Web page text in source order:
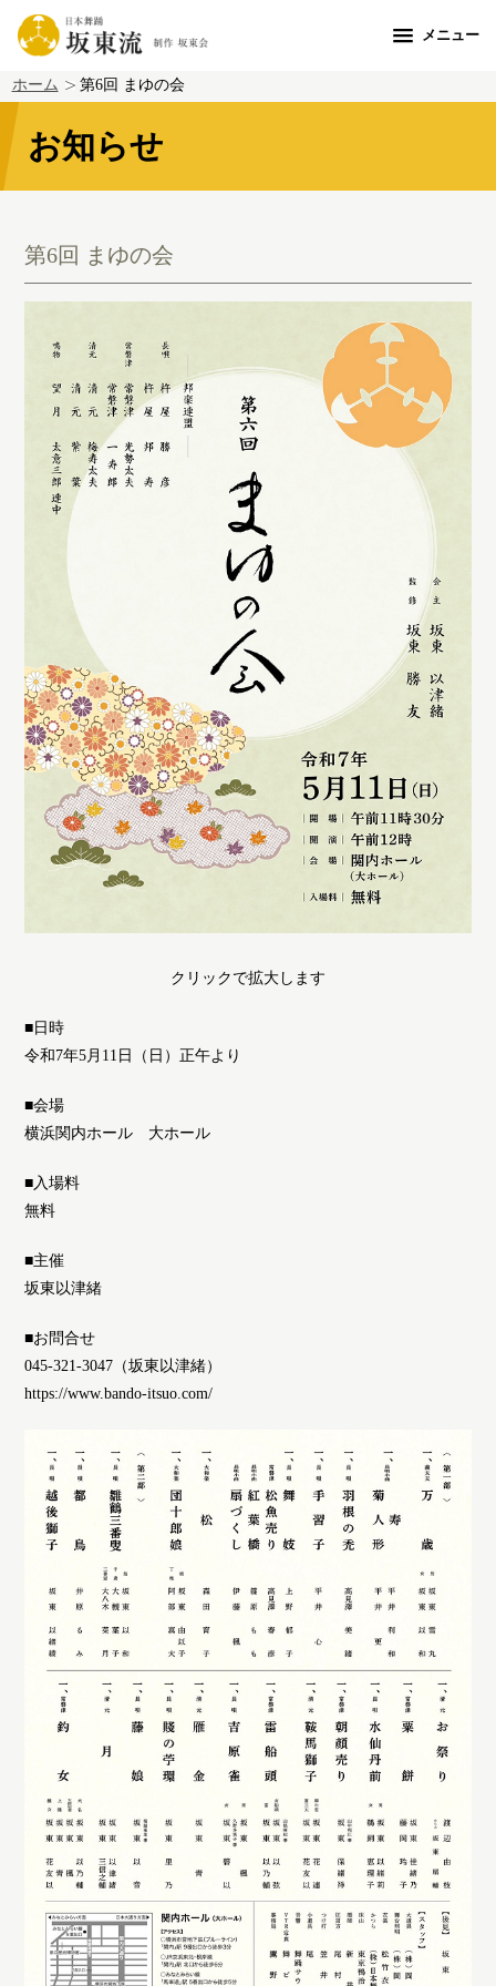
メニュー
ホーム 第6回 まゆの会
お知らせ
第6回 まゆの会
クリックで拡大します
■日時
令和7年5月11日（日）正午より
■会場
横浜関内ホール 大ホール
■入場料
無料
■主催
坂東以津緒
■お問合せ
045-321-3047（坂東以津緒）
https://www.bando-itsuo.com/